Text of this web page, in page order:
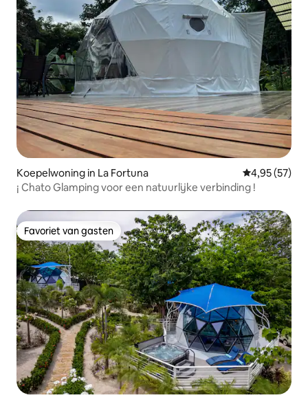
Koepelwoning in La Fortuna Gemiddelde
4,95 (57)
¡ Chato Glamping voor een natuurlijke verbinding !
Favoriet van gasten
Favoriet van gasten